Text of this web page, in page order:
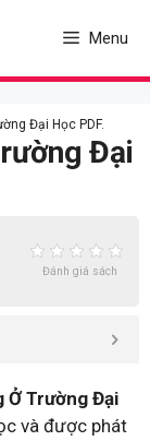
Menu
Đại Học PDF.
Đại
Đánh giá sách
Ở Trường Đại
và được phát